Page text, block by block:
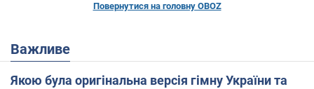
Повернутися на головну OBOZ
Важливе
Якою була оригінальна версія гімну України та